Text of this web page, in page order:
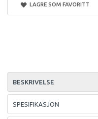
LAGRE SOM FAVORITT
BESKRIVELSE
SPESIFIKASJON